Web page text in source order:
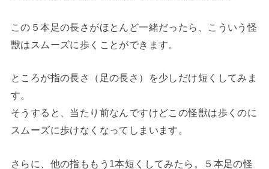
この５本足の長さがほとんど一緒だったら、こういう怪
獣はスムーズに歩くことができます。
ところが指の長さ（足の長さ）を少しだけ短くしてみま
す。
そうすると、当たり前なんですけどこの怪獣は歩くのに
スムーズに歩けなくなってしまいます。
さらに、他の指ももう1本短くしてみたら。５本足の怪